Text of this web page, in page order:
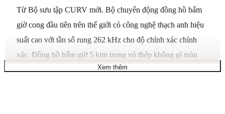
Từ Bộ sưu tập CURV mới. Bộ chuyển động đồng hồ bấm
giờ cong đầu tiên trên thế giới có công nghệ thạch anh hiệu
suất cao với tần số rung 262 kHz cho độ chính xác chính
xác. Đồng hồ bấm giờ 5 kim trong vỏ thép không gỉ màu
đồng súng và gờ có tông màu vàng hồng, mặt số màu xám
Xem thêm